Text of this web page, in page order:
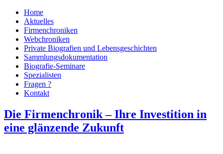
Home
Aktuelles
Firmenchroniken
Webchroniken
Private Biografien und Lebensgeschichten
Sammlungsdokumentation
Biografie-Seminare
Spezialisten
Fragen ?
Kontakt
Die Firmenchronik – Ihre Investition in
eine glänzende Zukunft